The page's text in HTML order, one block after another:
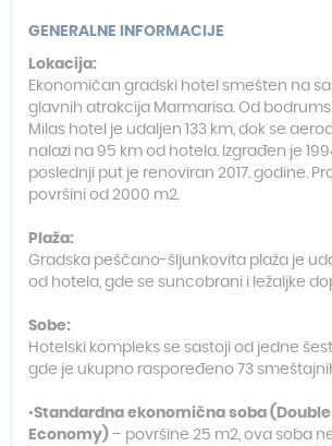
GENERALNE INFORMACIJE
Lokacija:
Ekonomičan gradski hotel smešten na
glavnih atrakcija Marmarisa. Od
Milas hotel je udaljen 133 km, dok se
nalazi na 95 km od hotela. Izgrađen je
poslednji put je renoviran 2017. godine.
površini od 2000 m2.
Plaža:
Gradska peščano-šljunkovita plaža je
od hotela, gde se suncobrani i ležaljke
Sobe:
Hotelski kompleks se sastoji od jedne
gde je ukupno raspoređeno 73
•Standardna ekonomična soba
Economy) – površine 25 m2, ova soba